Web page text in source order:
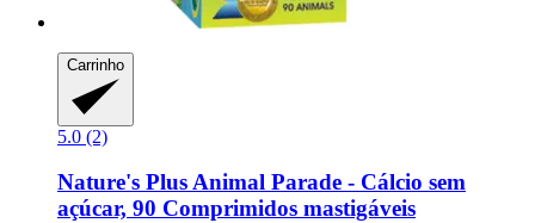
Carrinho
5.0 (2)
Nature's PlusAnimal Parade -​ Cálcio sem
açúcar, 90 Comprimidos mastigáveis